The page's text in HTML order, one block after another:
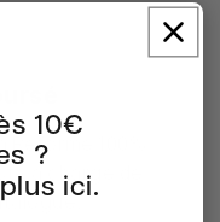
100%
à charge de
10€
?
ici.